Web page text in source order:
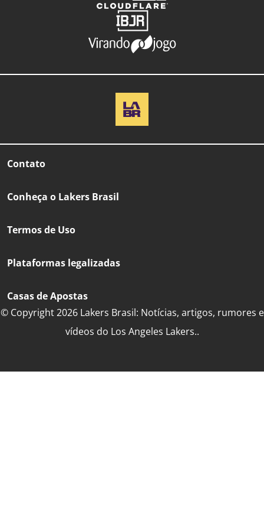
Contato
Conheça o Lakers Brasil
Termos de Uso
Plataformas legalizadas
Casas de Apostas
© Copyright 2026 Lakers Brasil: Notícias, artigos, rumores e
vídeos do Los Angeles Lakers..